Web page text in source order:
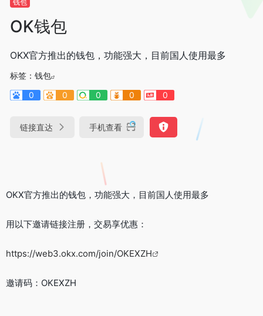
钱包
OK钱包
OKX官方推出的钱包，功能强大，目前国人使用最多
标签： 钱包
0
0 0 0 0
链接直达 手机查看
OKX官方推出的钱包，功能强大，目前国人使用最多
用以下邀请链接注册，交易享优惠：
https://web3.okx.com/join/OKEXZH
邀请码：OKEXZH